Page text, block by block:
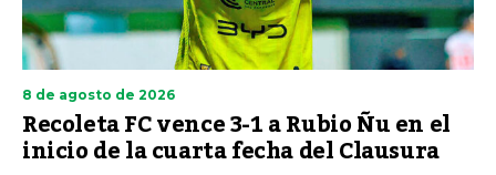
8 de agosto de 2026
Recoleta FC vence 3-1 a Rubio Ñu en el
inicio de la cuarta fecha del Clausura